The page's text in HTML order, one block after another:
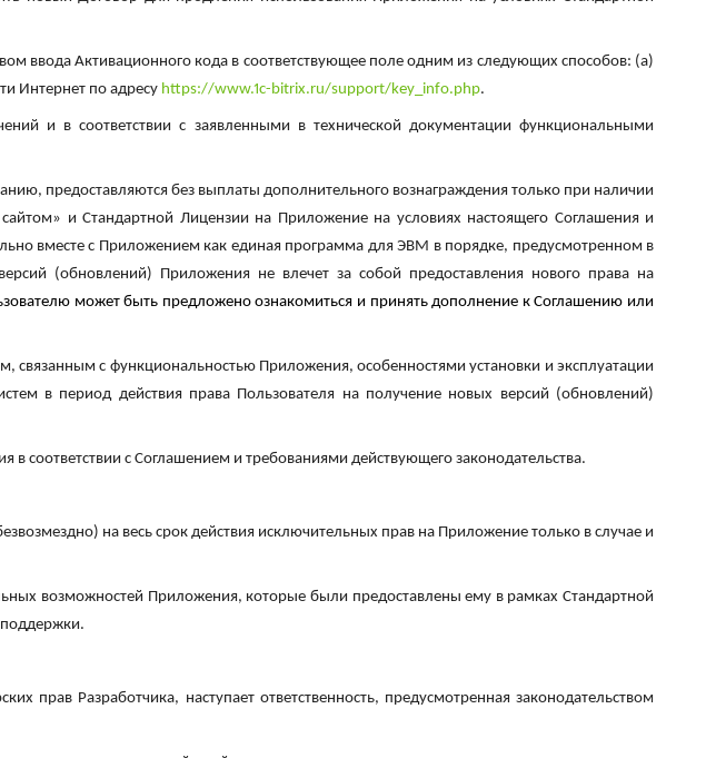
ввода Активационного кода в соответствующее поле одним из следующих способов: (а)
Интернет по адресу https://www.1c-bitrix.ru/support/key_info.php.
и в соответствии с заявленными в технической документации функциональными
предоставляются без выплаты дополнительного вознаграждения только при наличии
и Стандартной Лицензии на Приложение на условиях настоящего Соглашения и
вместе с Приложением как единая программа для ЭВМ в порядке, предусмотренном в
(обновлений) Приложения не влечет за собой предоставления нового права на
может быть предложено ознакомиться и принять дополнение к Соглашению или
связанным с функциональностью Приложения, особенностями установки и эксплуатации
в период действия права Пользователя на получение новых версий (обновлений)
соответствии с Соглашением и требованиями действующего законодательства.
на весь срок действия исключительных прав на Приложение только в случае и
возможностей Приложения, которые были предоставлены ему в рамках Стандартной
прав Разработчика, наступает ответственность, предусмотренная законодательством